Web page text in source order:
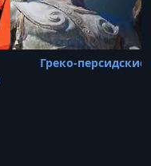
Греко-